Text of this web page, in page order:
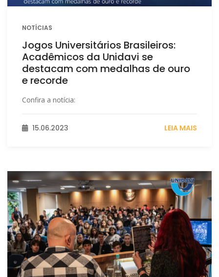
NOTÍCIAS
Jogos Universitários Brasileiros:
Acadêmicos da Unidavi se
destacam com medalhas de ouro
e recorde
Confira a notícia:
15.06.2023 LEIA MAIS